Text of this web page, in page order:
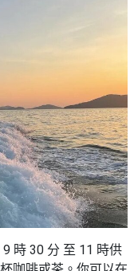
時 30 分 至 11 時供